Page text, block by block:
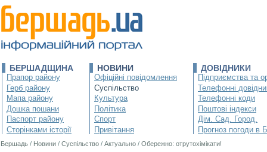
БЕРШАДЩИНА
Прапор району
Герб району
Мапа району
Дошка пошани
Паспорт району
Сторінками історії
НОВИНИ
Офіційні повідомлення
Суспільство
Культура
Політика
Спорт
Привітання
ДОВІДНИКИ
Підприємства та
Телефонні
Телефонні коди
Поштові індекси
Дім. Сад. Город.
Прогноз погоди в
Бершадь / Новини / Суспільство / Актуально / Обережно: отрутохімікати!